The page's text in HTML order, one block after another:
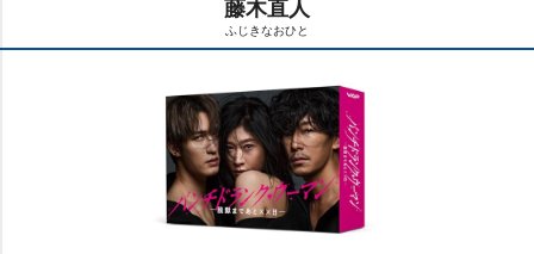
t
藤木直人
ふじきなおひと